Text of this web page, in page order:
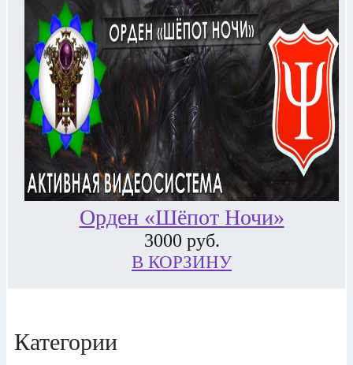
Орден «Шёпот Ночи»
3000 руб.
В КОРЗИНУ
Категории